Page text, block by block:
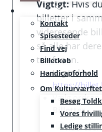
Mød os
Kontakt
Spisesteder
Find vej
Billetkøb
Handicapforhold
Om Kulturværftet
Besøg
Vores
Ledige
Vigtigt: Hvis
billetter i
videresende
så alle har
telefonen.
Log ind her:
https://
Vælg ordren
Billetter